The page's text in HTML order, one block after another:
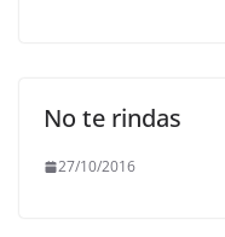
No te rindas
27/10/2016